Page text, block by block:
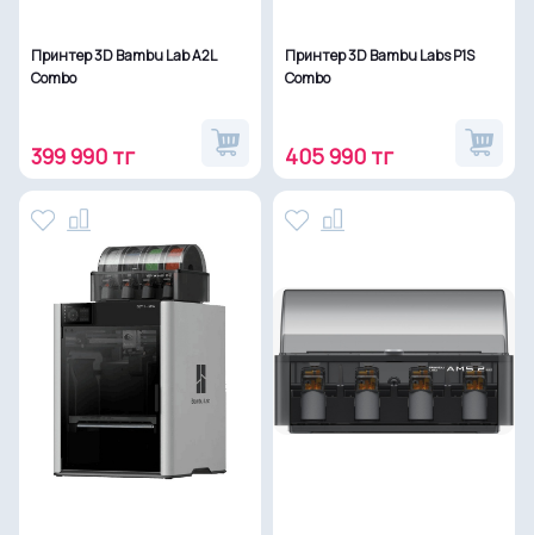
Принтер 3D Bambu Lab A2L
Combo
399 990 тг
Принтер 3D Bambu Labs P1S
Combo
405 990 тг